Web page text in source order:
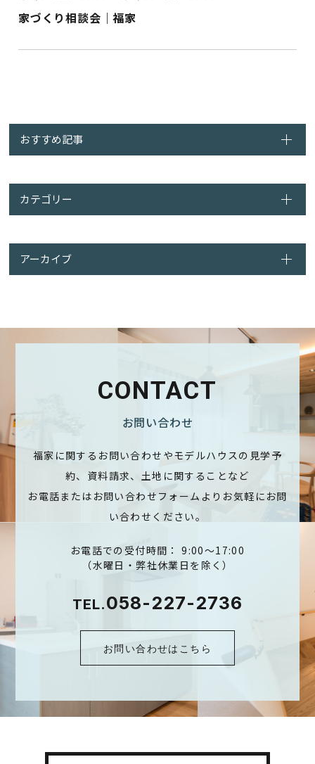
家づくり相談会｜福家
おすすめ記事
カテゴリー
アーカイブ
CONTACT
お問い合わせ
福家に関するお問い合わせやモデルハウスの見学予
約、資料請求、土地に関することなど
お電話またはお問い合わせフォームよりお気軽にお問
い合わせください。
お電話での受付時間： 9:00～17:00
（水曜日・弊社休業日を除く）
TEL.058-227-2736
お問い合わせはこちら